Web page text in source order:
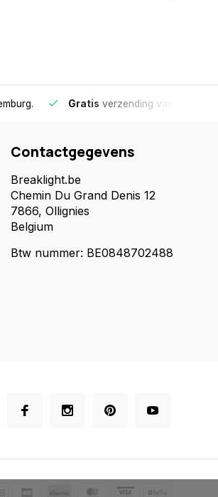
Gratis verzending vanaf €75
Contactgegevens
Breaklight.be
Chemin Du Grand Denis 12
7866, Ollignies
Belgium
Btw nummer: BE0848702488